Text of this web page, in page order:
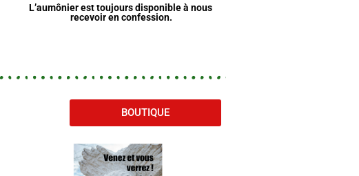
L’aumônier est toujours disponible à nous
recevoir en confession.
BOUTIQUE